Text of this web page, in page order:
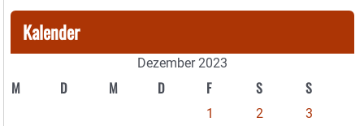
Kalender
Dezember 2023
M D M D F S S
1 2
3